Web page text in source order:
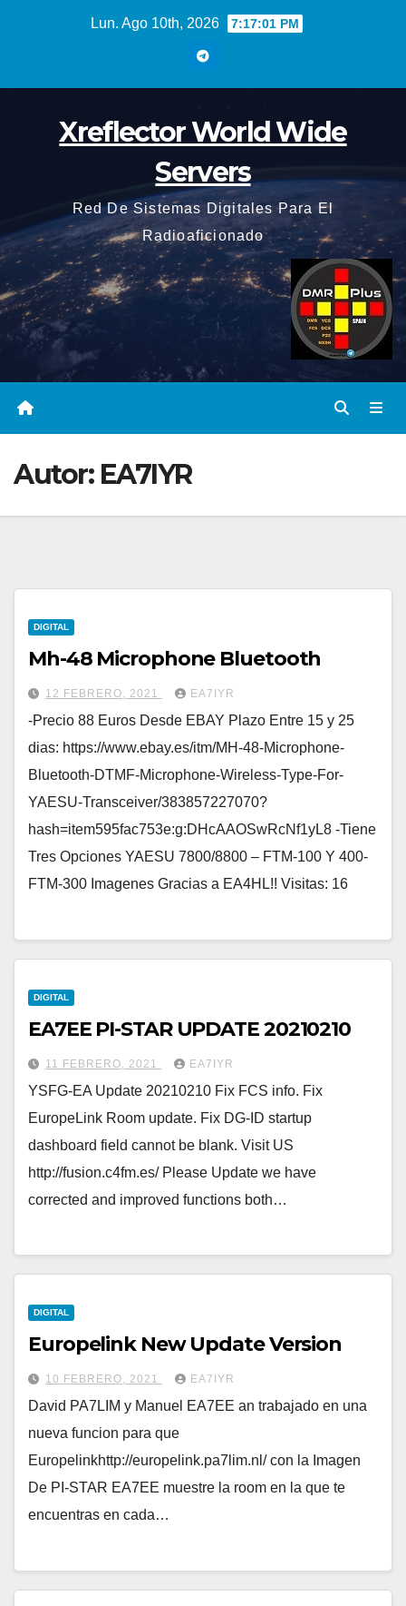
Lun. Ago 10th, 2026 7:17:02 PM
Xreflector World Wide
Servers
Red De Sistemas Digitales Para El
Radioaficionado
Autor: EA7IYR
DIGITAL
Mh-48 Microphone Bluetooth
12 FEBRERO, 2021 EA7IYR
-Precio 88 Euros Desde EBAY Plazo Entre 15 y 25
dias: https://www.ebay.es/itm/MH-48-Microphone-
Bluetooth-DTMF-Microphone-Wireless-Type-For-
YAESU-Transceiver/383857227070?
hash=item595fac753e:g:DHcAAOSwRcNf1yL8 -Tiene
Tres Opciones YAESU 7800/8800 – FTM-100 Y 400-
FTM-300 Imagenes Gracias a EA4HL!! Visitas: 16
DIGITAL
EA7EE PI-STAR UPDATE 20210210
11 FEBRERO, 2021 EA7IYR
YSFG-EA Update 20210210 Fix FCS info. Fix
EuropeLink Room update. Fix DG-ID startup
dashboard field cannot be blank. Visit US
http://fusion.c4fm.es/ Please Update we have
corrected and improved functions both…
DIGITAL
Europelink New Update Version
10 FEBRERO, 2021 EA7IYR
David PA7LIM y Manuel EA7EE an trabajado en una
nueva funcion para que
Europelinkhttp://europelink.pa7lim.nl/ con la Imagen
De PI-STAR EA7EE muestre la room en la que te
encuentras en cada…